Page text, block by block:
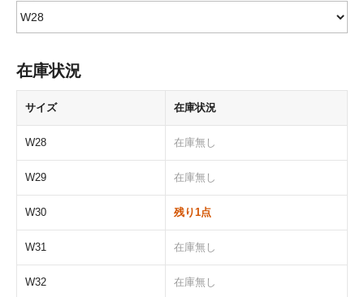
在庫状況
サイズ 在庫状況
W28 在庫無し
W29 在庫無し
W30 残り1点
W31 在庫無し
W32 在庫無し